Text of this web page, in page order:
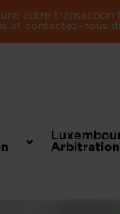
autre
et contactez-nous